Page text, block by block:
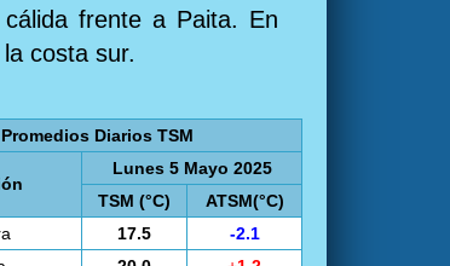
frente a Paita. En
costa sur.
Promedios Diarios TSM
Lunes 5 Mayo 2025
TSM (°C)
ATSM(°C)
17.5
-2.1